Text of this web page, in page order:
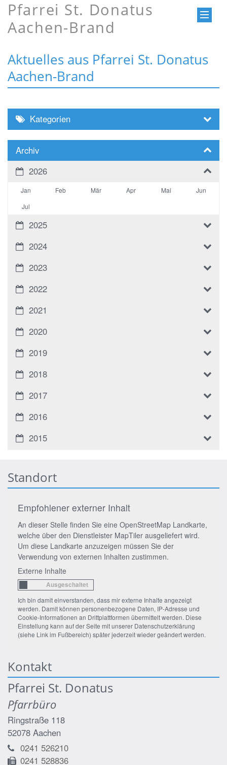
Pfarrei St. Donatus
Aachen-Brand
Aktuelles aus Pfarrei St. Donatus
Aachen-Brand
Kategorien
Archiv
2026
Jan Feb Mär Apr Mai
Jun
Jul
2025
2024
2023
2022
2021
2020
2019
2018
2017
2016
2015
Standort
Empfohlener externer Inhalt
An dieser Stelle finden Sie eine OpenStreetMap Landkarte,
welche über den Dienstleister MapTiler ausgeliefert wird.
Um diese Landkarte anzuzeigen müssen Sie der
Verwendung von externen Inhalten zustimmen.
Externe Inhalte
Ich bin damit einverstanden, dass mir externe Inhalte angezeigt
werden. Damit können personenbezogene Daten, IP-Adresse und
Cookie-Informationen an Drittplattformen übermittelt werden. Diese
Einstellung kann auf der Seite mit unserer Datenschutzerklärung
(siehe Link im Fußbereich) später jederzeit wieder geändert werden.
Kontakt
Pfarrei St. Donatus
Pfarrbüro
Ringstraße 118
52078 Aachen
0241 526210
0241 528836